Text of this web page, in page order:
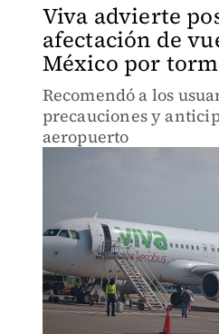
Viva advierte
afectación de
México por
Recomendó a los
precauciones y
aeropuerto